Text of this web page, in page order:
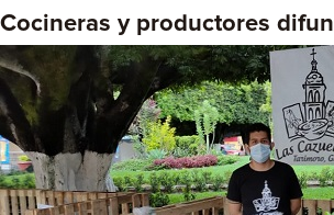
Cocineras y productores